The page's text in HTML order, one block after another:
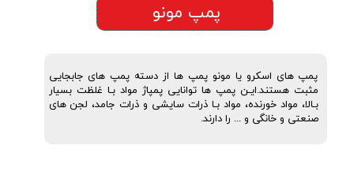
پمپ های اسکرو یا مونو پمپ ها از دسته پمپ های جابجایی
مثبت هستند.ایـن پمپ ها توانایی پمپاژ مواد بـا غلظت بسیار
بـالا، مواد خورنده، مواد بـا ذرات سایشی و ذرات جامد، لجن های
صنعتی و خانگی و ... را دارند.
پمپ مونو